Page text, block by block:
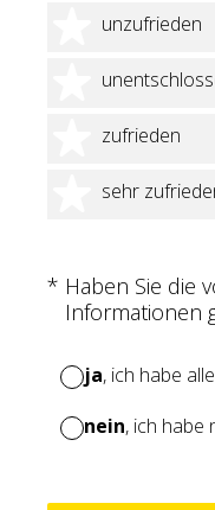
unzufrieden
2
3
zufrieden
4
sehr
5
* Haben Sie die
Informationen
(Erforderlich.)
ja, ich habe
nein, ich habe